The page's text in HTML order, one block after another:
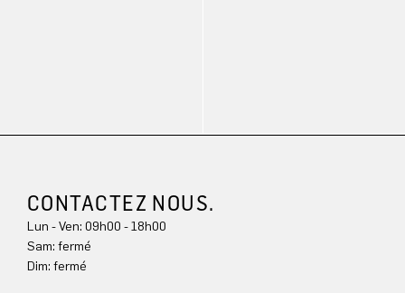
CONTACTEZ NOUS.
Lun - Ven: 09h00 - 18h00
Sam: fermé
Dim: fermé